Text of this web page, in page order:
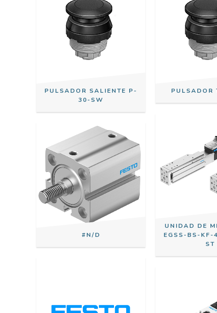
PULSADOR SALIENTE P-
30-SW
PULSADOR
#N/D
UNIDAD DE
EGSS-BS-
ST